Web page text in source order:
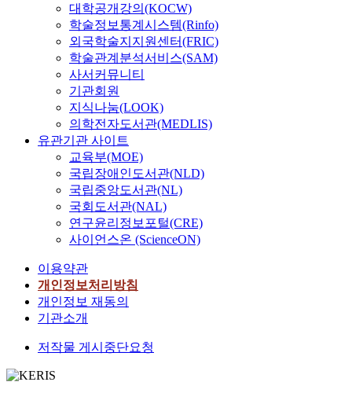
대학공개강의(KOCW)
학술정보통계시스템(Rinfo)
외국학술지지원센터(FRIC)
학술관계분석서비스(SAM)
사서커뮤니티
기관회원
지식나눔(LOOK)
의학전자도서관(MEDLIS)
유관기관 사이트
교육부(MOE)
국립장애인도서관(NLD)
국립중앙도서관(NL)
국회도서관(NAL)
연구윤리정보포털(CRE)
사이언스온 (ScienceON)
이용약관
개인정보처리방침
개인정보 재동의
기관소개
저작물 게시중단요청